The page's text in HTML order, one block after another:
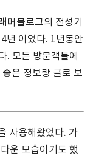
머 블로그의 전성기
년 이었다. 1년동안
. 모든 방문객들에
은 정보랑 글로 보
사용해왔었다. 가
운 모습이기도 했